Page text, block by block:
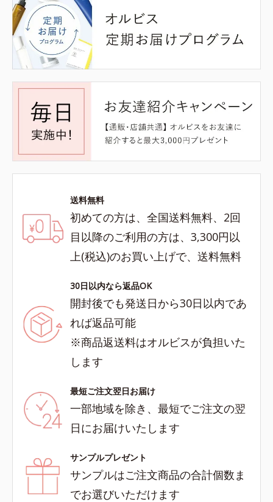
送料無料
初めての方は、全国送料無料、2回
目以降のご利用の方は、3,300円以
上(税込)のお買い上げで、送料無料
30日以内なら返品OK
開封後でも発送日から30日以内であ
れば返品可能
※商品返送料はオルビスが負担いた
します
最短ご注文翌日お届け
一部地域を除き、最短でご注文の翌
日にお届けいたします
サンプルプレゼント
サンプルはご注文商品の合計個数ま
でお選びいただけます